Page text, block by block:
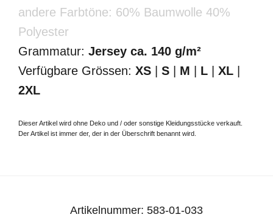
andere Farbtöne: 60% Baumwolle 40%
Polyester
Grammatur: Jersey ca. 140 g/m²
Verfügbare Grössen: XS S M L XL
2XL
Dieser Artikel wird ohne Deko und / oder sonstige Kleidungsstücke verkauft.
Der Artikel ist immer der, der in der Überschrift benannt wird.
Artikelnummer: 583-01-033